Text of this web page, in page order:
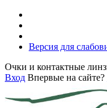
Версия для
Очки и контактные
Вход Впервые на сайте?